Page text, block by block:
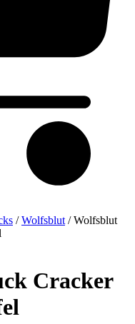
/Wolfsblut / Wolfsblut
Cracker